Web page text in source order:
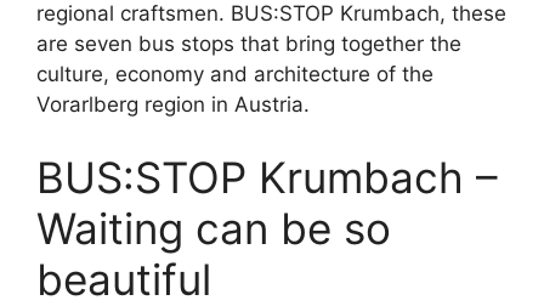
regional craftsmen. BUS:STOP Krumbach, these
are seven bus stops that bring together the
culture, economy and architecture of the
Vorarlberg region in Austria.
BUS:STOP Krumbach –
Waiting can be so
beautiful